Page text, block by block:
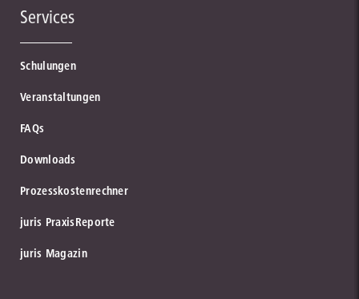
Services
Schulungen
Veranstaltungen
FAQs
Downloads
Prozesskostenrechner
juris PraxisReporte
juris Magazin